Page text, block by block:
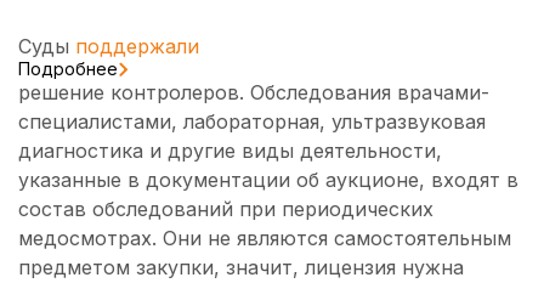
Суды поддержали
Подробнее
решение контролеров. Обследования врачами-
специалистами, лабораторная, ультразвуковая
диагностика и другие виды деятельности,
указанные в документации об аукционе, входят в
состав обследований при периодических
медосмотрах. Они не являются самостоятельным
предметом закупки, значит, лицензия нужна